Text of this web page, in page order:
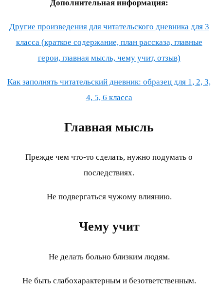
Дополнительная информация:
Другие произведения для читательского дневника для 3
класса (краткое содержание, план рассказа, главные
герои, главная мысль, чему учит, отзыв)
Как заполнять читательский дневник: образец для 1, 2, 3,
4, 5, 6 класса
Главная мысль
Прежде чем что-то сделать, нужно подумать о
последствиях.
Не подвергаться чужому влиянию.
Чему учит
Не делать больно близким людям.
Не быть слабохарактерным и безответственным.